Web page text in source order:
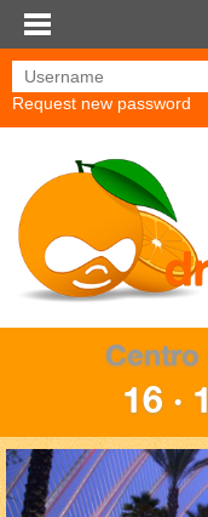
Skip to main content
Username*
Request new password
Centro
16 ·